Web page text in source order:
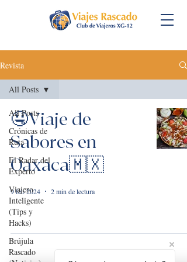
Revista
All Posts
Crónicas de
Ruta
El Radar del
Experto
Viajero
Inteligente
(Tips y
Hacks)
Brújula
Rascado
All Posts
🤤Viaje de
Sabores en
Oaxaca🇲🇽
9 feb 2024 2 min de lectura